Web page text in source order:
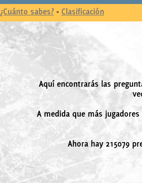
¿Cuánto sabes? - Clasificación
Aquí encontrarás las
A medida que más
Ahora hay 215079